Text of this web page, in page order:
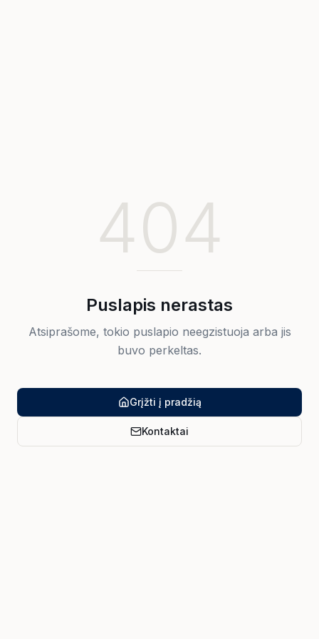
404
Puslapis nerastas
Atsiprašome, tokio puslapio neegzistuoja arba jis
buvo perkeltas.
Grįžti į pradžią
Kontaktai